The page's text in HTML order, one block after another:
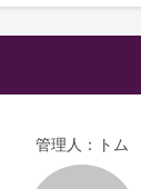
管理人：トム